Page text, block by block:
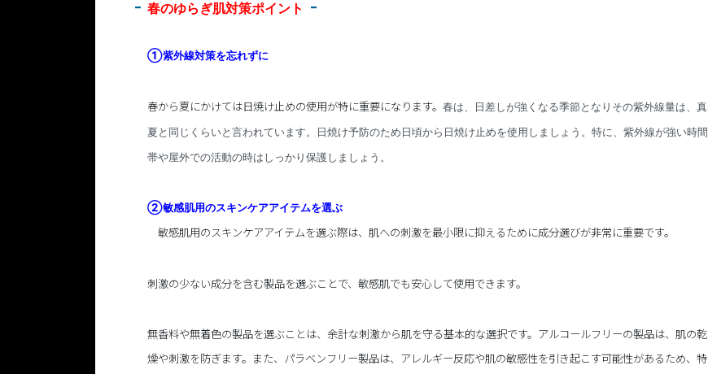
春のゆらぎ肌対策ポイント
①紫外線対策を忘れずに
春から夏にかけては日焼け止めの使用が特に重要になります。 春は、日差しが強くなる季節となりその紫外線量は、真
夏と同じくらいと 言われています。日焼け予防のため日頃から日焼け止めを使用しましょう。 特に、紫外線が強い時間
帯や屋外での活動の時はしっかり保護しましょう。
②敏感肌用のスキンケアアイテムを選ぶ
敏感肌用のスキンケアアイテムを選ぶ際は、肌への刺激を最小限に抑えるために成分選びが非常に重要です。
刺激の少ない成分を含む製品を選ぶことで、敏感肌でも安心して使用できます。
無香料や無着色の製品を選ぶことは、余計な刺激から肌を守る基本的な選択です。アルコールフリーの製品は、肌の乾
燥や刺激を防ぎます。また、パラベンフリー製品は、アレルギー反応や肌の敏感性を引き起こす可能性があるため、特